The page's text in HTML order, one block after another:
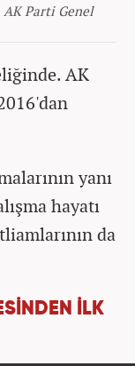
AK Parti Genel
AK
yanı
hayatı
da
İLK